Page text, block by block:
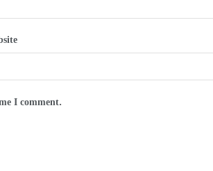
I comment.